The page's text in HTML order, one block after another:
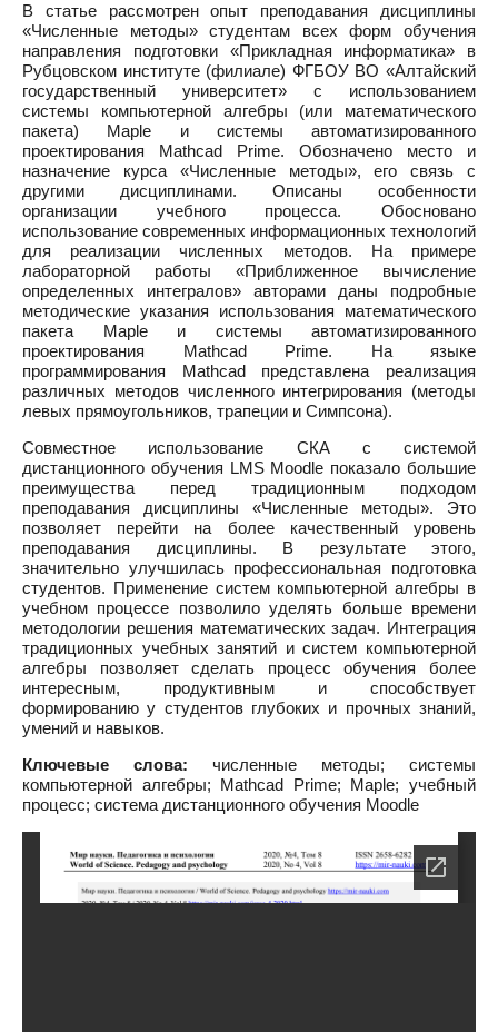
В статье рассмотрен опыт преподавания дисциплины
«Численные методы» студентам всех форм обучения
направления подготовки «Прикладная информатика» в
Рубцовском институте (филиале) ФГБОУ ВО «Алтайский
государственный университет» с использованием
системы компьютерной алгебры (или математического
пакета) Maple и системы автоматизированного
проектирования Mathcad Prime. Обозначено место и
назначение курса «Численные методы», его связь с
другими дисциплинами. Описаны особенности
организации учебного процесса. Обосновано
использование современных информационных технологий
для реализации численных методов. На примере
лабораторной работы «Приближенное вычисление
определенных интегралов» авторами даны подробные
методические указания использования математического
пакета Maple и системы автоматизированного
проектирования Mathcad Prime. На языке
программирования Mathcad представлена реализация
различных методов численного интегрирования (методы
левых прямоугольников, трапеции и Симпсона).
Совместное использование СКА с системой
дистанционного обучения LMS Moodle показало большие
преимущества перед традиционным подходом
преподавания дисциплины «Численные методы». Это
позволяет перейти на более качественный уровень
преподавания дисциплины. В результате этого,
значительно улучшилась профессиональная подготовка
студентов. Применение систем компьютерной алгебры в
учебном процессе позволило уделять больше времени
методологии решения математических задач. Интеграция
традиционных учебных занятий и систем компьютерной
алгебры позволяет сделать процесс обучения более
интересным, продуктивным и способствует
формированию у студентов глубоких и прочных знаний,
умений и навыков.
Ключевые слова: численные методы; системы
компьютерной алгебры; Mathcad Prime; Maple; учебный
процесс; система дистанционного обучения Moodle